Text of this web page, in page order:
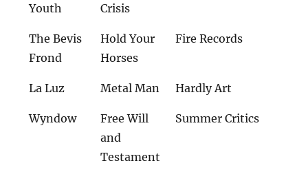
Youth
Crisis
The Bevis
Frond
Hold Your
Horses
Fire Records
La Luz Metal Man Hardly Art
Wyndow
Free Will
and
Testament
Summer Critics